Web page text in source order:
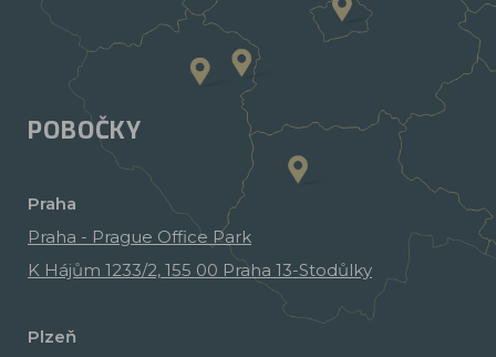
POBOČKY
Praha
Praha - Prague Office Park
K Hájům 1233/2, 155 00 Praha 13-Stodůlky
Plzeň